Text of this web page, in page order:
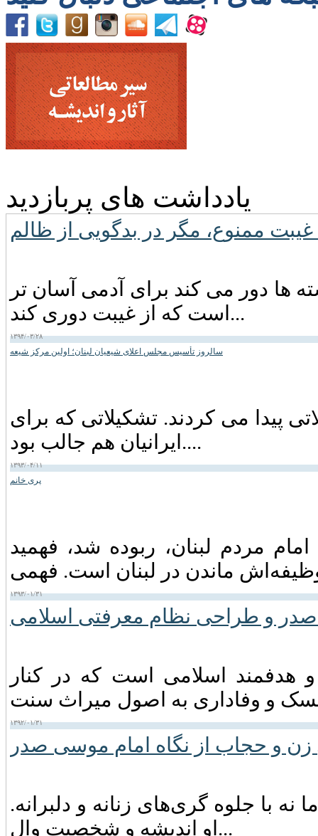
یادداشت های پربازدید
ها دور می کند برای آدمی آسان تر
است که از غیبت دوری کند...
۱۳۹۴/۰۳/۲۸
سالروز تأسیس مجلس اعلای شیعیان لبنان؛ اولین مرکز شیعه
پیدا می کردند. تشکیلاتی که برای
ایرانیان هم جالب بود....
۱۳۹۳/۰۴/۱۱
پری خانم
مردم لبنان، ربوده شد، فهمید
۱۳۹۳/۰۱/۳۱
و طراحی نظام معرفتی اسلامی
اسلامی است که در کنار
۱۳۹۲/۰۱/۳۱
زن و حجاب از نگاه امام موسی صدر
با جلوه گری‌های زنانه و دلبرانه.
او اندیشه و شخصیت وال...